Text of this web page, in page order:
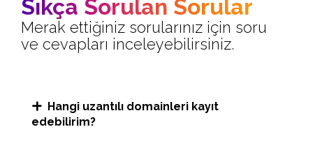
Sıkça Sorulan Sorular
Merak ettiğiniz sorularınız için soru
ve cevapları inceleyebilirsiniz.
Hangi uzantılı domainleri kayıt
edebilirim?